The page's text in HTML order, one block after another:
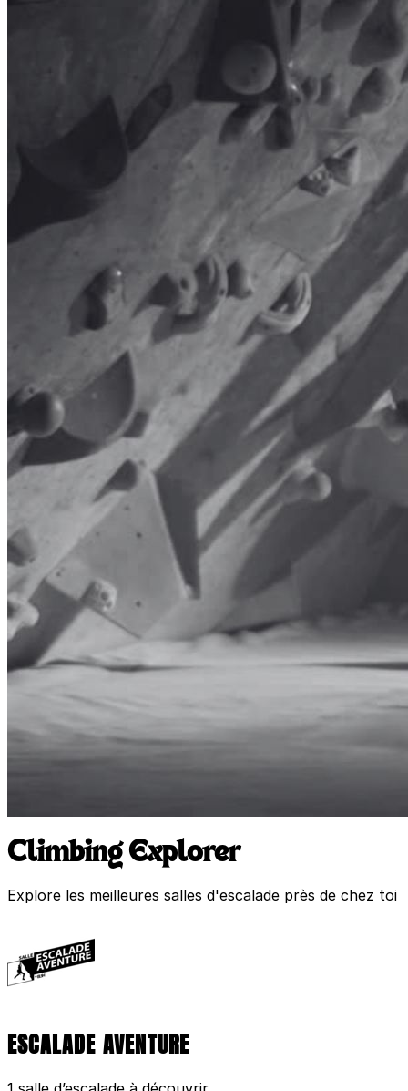
Climbing Explorer
Explore les meilleures salles d'escalade près de chez toi
ESCALADE AVENTURE